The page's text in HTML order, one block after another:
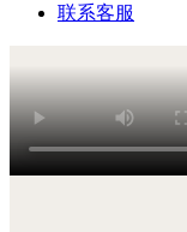
联系客服